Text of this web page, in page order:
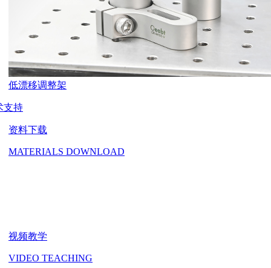
低漂移调整架
支持
资料下载
MATERIALS DOWNLOAD
视频教学
VIDEO TEACHING